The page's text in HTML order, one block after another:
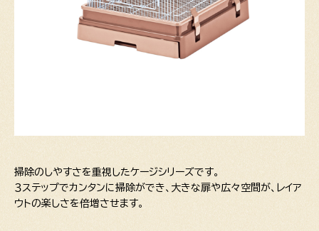
掃除のしやすさを重視したケージシリーズです。
３ステップでカンタンに掃除ができ、大きな扉や広々空間が、レイア
ウトの楽しさを倍増させます。